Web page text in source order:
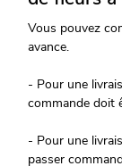
Vous pouvez
avance.
- Pour une
commande doit
- Pour une
passer